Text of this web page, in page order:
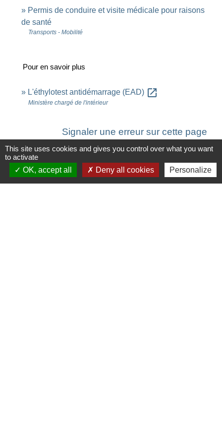
Permis de conduire et visite médicale pour raisons
de santé
Transports - Mobilité
Pour en savoir plus
L'éthylotest antidémarrage (EAD) open_in_new
Ministère chargé de l'intérieur
Signaler une erreur sur cette page
This site uses cookies and gives you control over what you want
to activate
OK, accept all
Deny all cookies Personalize